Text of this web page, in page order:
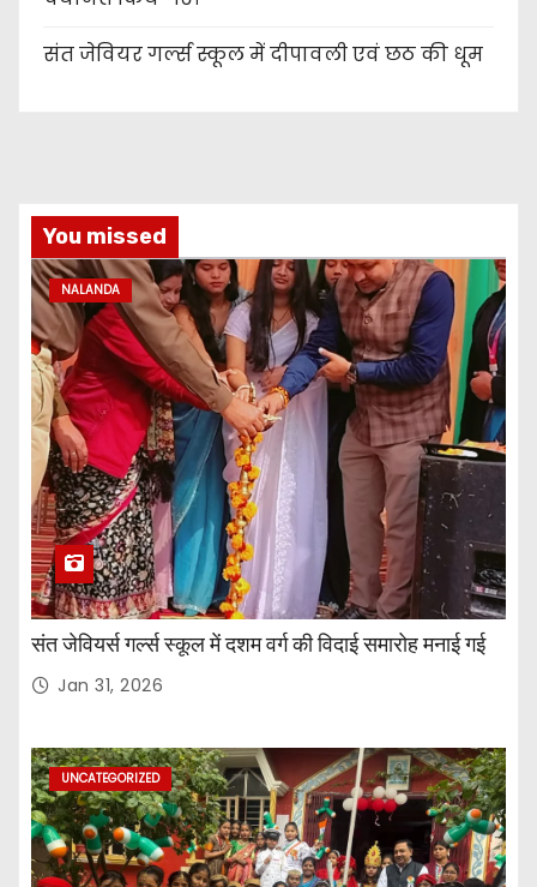
संत जेवियर गर्ल्स स्कूल में दीपावली एवं छठ की धूम
You missed
NALANDA
संत जेवियर्स गर्ल्स स्कूल में दशम वर्ग की विदाई समारोह मनाई गई
Jan 31, 2026
UNCATEGORIZED